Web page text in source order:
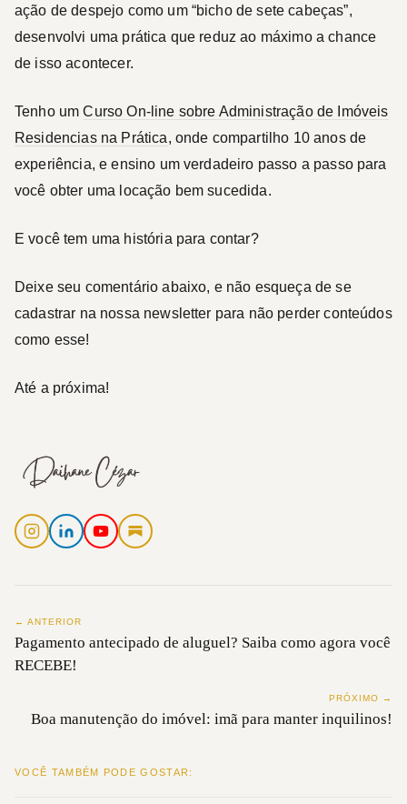
ação de despejo como um “bicho de sete cabeças”,
desenvolvi uma prática que reduz ao máximo a chance
de isso acontecer.
Tenho umCurso On-line sobre Administração de Imóveis
Residencias na Prática, onde compartilho 10 anos de
experiência, e ensino um verdadeiro passo a passo para
você obter uma locação bem sucedida.
E você tem uma história para contar?
Deixe seu comentário abaixo, e não esqueça de se
cadastrar na nossa newsletter para não perder conteúdos
como esse!
Até a próxima!
← ANTERIOR
Pagamento antecipado de aluguel? Saiba como agora você
RECEBE!
PRÓXIMO →
Boa manutenção do imóvel: imã para manter inquilinos!
VOCÊ TAMBÉM PODE GOSTAR: